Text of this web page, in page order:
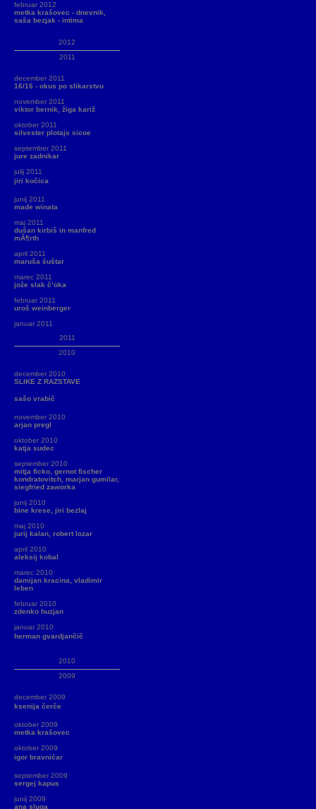
februar 2012
metka krašovec - dnevnik,
saša bezjak - intima
2012
2011
december 2011
16/16 - okus po slikarstvu
november 2011
viktor bernik, žiga kariž
oktober 2011
silvester plotajs sicoe
september 2011
jure zadnikar
julij 2011
jiri kočica
junij 2011
made winata
maj 2011
dušan kirbiš in manfred
mÃ¶rth
april 2011
maruša šuštar
marec 2011
jože slak č‘oka
februar 2011
uroš weinberger
januar 2011
2011
2010
december 2010
SLIKE Z RAZSTAVE
sašo vrabič
november 2010
arjan pregl
oktober 2010
katja sudec
september 2010
mitja ficko, gernot fischer
kondratovitch, marjan gumilar,
siegfried zaworka
junij 2010
bine krese, jiri bezlaj
maj 2010
jurij kalan, robert lozar
april 2010
aleksij kobal
marec 2010
damijan kracina, vladimir
leben
februar 2010
zdenko huzjan
januar 2010
herman gvardjančič
2010
2009
december 2009
ksenija čerče
oktober 2009
metka krašovec
oktober 2009
igor bravničar
september 2009
sergej kapus
junij 2009
ana sluga